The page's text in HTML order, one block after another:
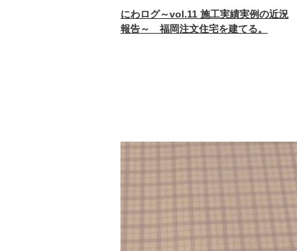
にわログ～vol.11 施工実績実例の近況
報告～ 福岡注文住宅を建てる。